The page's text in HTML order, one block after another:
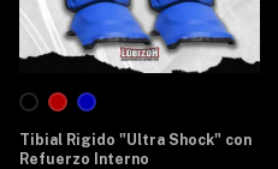
Tibial Rigido "Ultra Shock" con
Refuerzo Interno